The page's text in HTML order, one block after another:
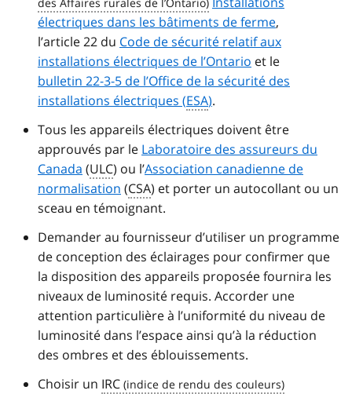
électriques dans les bâtiments de ferme,
l’article 22 du Code de sécurité relatif aux
installations électriques de l’Ontario et le
bulletin 22-3-5 de l’Office de la sécurité des
installations électriques (ESA).
Tous les appareils électriques doivent être
approuvés par le Laboratoire des assureurs du
Canada (ULC) ou l’Association canadienne de
normalisation (CSA) et porter un autocollant ou un
sceau en témoignant.
Demander au fournisseur d’utiliser un programme
de conception des éclairages pour confirmer que
la disposition des appareils proposée fournira les
niveaux de luminosité requis. Accorder une
attention particulière à l’uniformité du niveau de
luminosité dans l’espace ainsi qu’à la réduction
des ombres et des éblouissements.
Choisir un IRC